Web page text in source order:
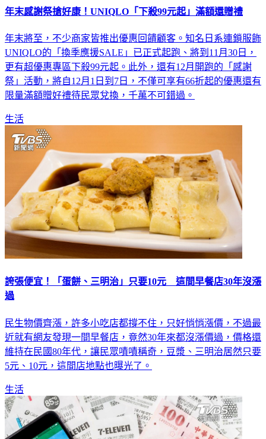
年末感謝祭搶好康！UNIQLO「下殺99元起」滿額還贈禮
年末將至，不少商家皆推出優惠回饋顧客。知名日系連鎖服飾
UNIQLO的「換季應援SALE」已正式起跑、將到11月30日，
更有超優惠專區下殺99元起。此外，還有12月開跑的「感謝
祭」活動，將自12月1日到7日，不僅可享有66折起的優惠還有
限量滿額贈好禮待民眾兌換，千萬不可錯過。
生活
誇張便宜！「蛋餅、三明治」只要10元 這間早餐店30年沒漲
過
民生物價齊漲，許多小吃店都撐不住，只好悄悄漲價，不過最
近就有網友發現一間早餐店，竟然30年來都沒漲價過，價格還
維持在民國80年代，讓民眾嘖嘖稱奇，豆漿、三明治居然只要
5元、10元，這間店地點也曝光了。
生活